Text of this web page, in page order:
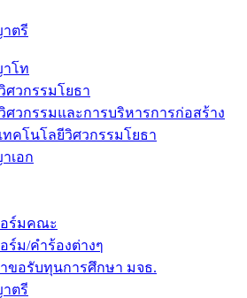
ตรี
โท
ศวกรรมโยธา
ศวกรรมและการบริหารการก่อสร้าง
ทคโนโลยีวิศวกรรมโยธา
เอก
ร์มคณะ
ร์ม/คำร้องต่างๆ
ขอรับทุนการศึกษา มจธ.
ตรี